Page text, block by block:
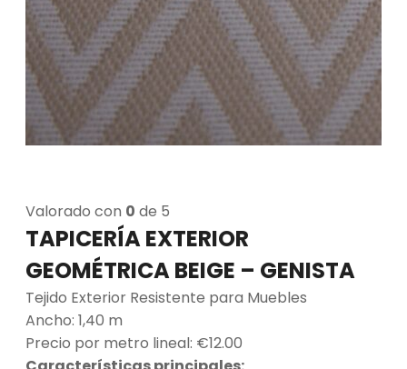
Valorado con 0 de 5
TAPICERÍA EXTERIOR
GEOMÉTRICA BEIGE – GENISTA
Tejido Exterior Resistente para Muebles
Ancho: 1,40 m
Precio por metro lineal: €12.00